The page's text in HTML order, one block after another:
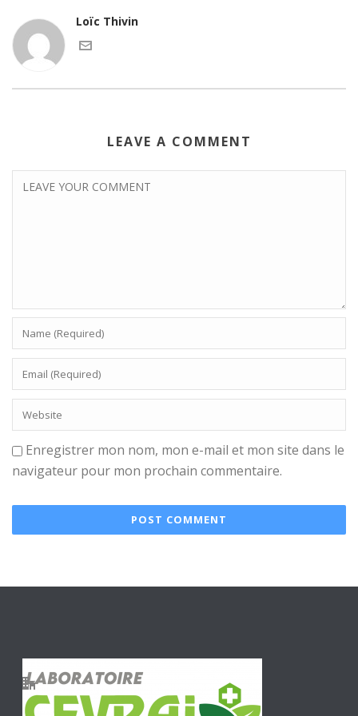
Loïc Thivin
LEAVE A COMMENT
Enregistrer mon nom, mon e-mail et mon site dans le
navigateur pour mon prochain commentaire.